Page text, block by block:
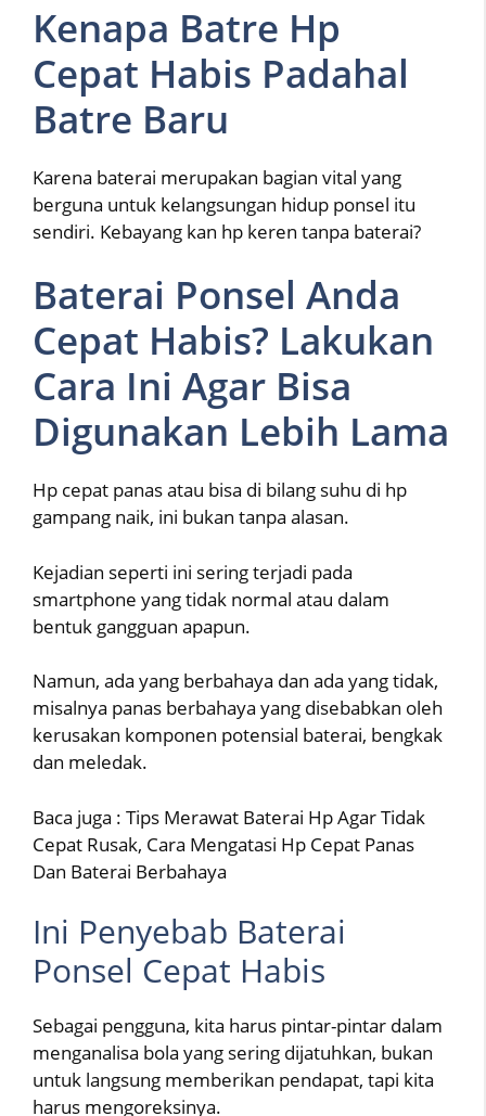
Kenapa Batre Hp
Cepat Habis Padahal
Batre Baru
Karena baterai merupakan bagian vital yang
berguna untuk kelangsungan hidup ponsel itu
sendiri. Kebayang kan hp keren tanpa baterai?
Baterai Ponsel Anda
Cepat Habis? Lakukan
Cara Ini Agar Bisa
Digunakan Lebih Lama
Hp cepat panas atau bisa di bilang suhu di hp
gampang naik, ini bukan tanpa alasan.
Kejadian seperti ini sering terjadi pada
smartphone yang tidak normal atau dalam
bentuk gangguan apapun.
Namun, ada yang berbahaya dan ada yang tidak,
misalnya panas berbahaya yang disebabkan oleh
kerusakan komponen potensial baterai, bengkak
dan meledak.
Baca juga : Tips Merawat Baterai Hp Agar Tidak
Cepat Rusak, Cara Mengatasi Hp Cepat Panas
Dan Baterai Berbahaya
Ini Penyebab Baterai
Ponsel Cepat Habis
Sebagai pengguna, kita harus pintar-pintar dalam
menganalisa bola yang sering dijatuhkan, bukan
untuk langsung memberikan pendapat, tapi kita
harus mengoreksinya.